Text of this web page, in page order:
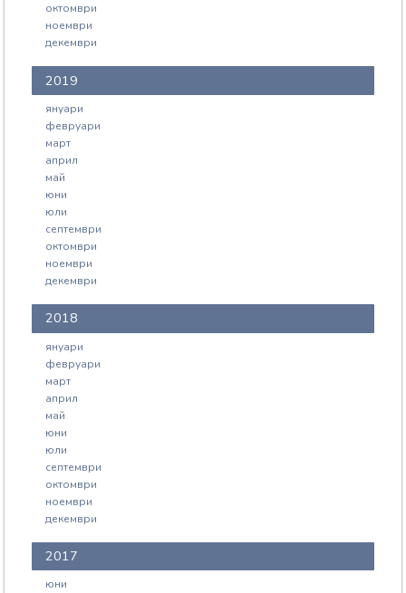
октомври
ноември
декември
2019
януари
февруари
март
април
май
юни
юли
септември
октомври
ноември
декември
2018
януари
февруари
март
април
май
юни
юли
септември
октомври
ноември
декември
2017
юни